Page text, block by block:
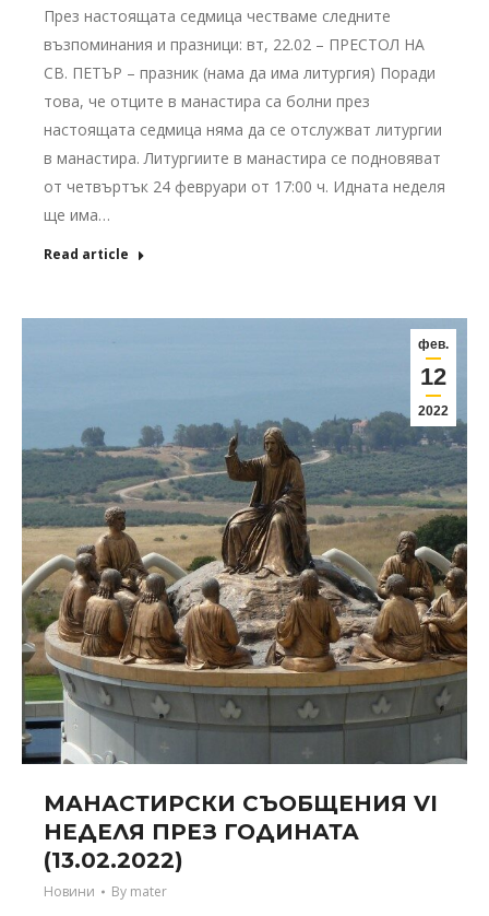
През настоящата седмица честваме следните
възпоминания и празници: вт, 22.02 – ПРЕСТОЛ НА
СВ. ПЕТЪР – празник (нама да има литургия) Поради
това, че отците в манастира са болни през
настоящата седмица няма да се отслужват литургии
в манастира. Литургиите в манастира се подновяват
от четвъртък 24 февруари от 17:00 ч. Идната неделя
ще има…
Read article
фев.
12
2022
МАНАСТИРСКИ СЪОБЩЕНИЯ VI
НЕДЕЛЯ ПРЕЗ ГОДИНАТА
(13.02.2022)
Новини By mater